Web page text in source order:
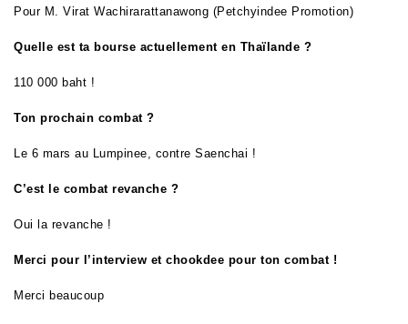
Pour M. Virat Wachirarattanawong (Petchyindee Promotion)
Quelle est ta bourse actuellement en Thaïlande ?
110 000 baht !
Ton prochain combat ?
Le 6 mars au Lumpinee, contre Saenchai !
C’est le combat revanche ?
Oui la revanche !
Merci pour l’interview et chookdee pour ton combat !
Merci beaucoup